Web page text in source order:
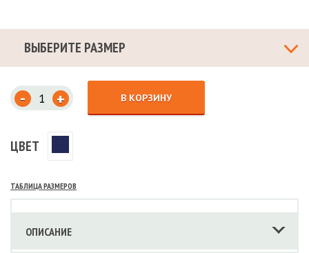
ВЫБЕРИТЕ РАЗМЕР
- + В КОРЗИНУ
ЦВЕТ
ТАБЛИЦА РАЗМЕРОВ
ОПИСАНИЕ